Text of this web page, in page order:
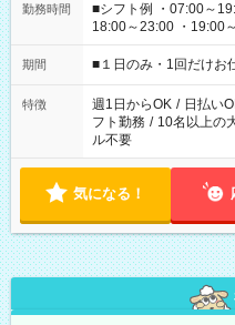
勤務時間
■シフト例 ・07:00～
18:00～23:00 ・19:00
etc ★最短で3時間で5,120円のお仕事から 15時間で2万円近く稼
げるお仕事も！ ご希望のお時間に合わせてご紹介！ ※シフトは
ください！
期間 ■１日のみ・1回だけお
特徴 週1日からOK / 日払い
フト勤務 / 10名以上の
ル不要
気になる！